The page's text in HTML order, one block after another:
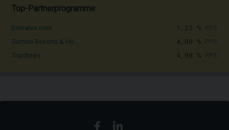
Top-Partnerprogramme:
Emirates.com 1,25 %
Dormio Resorts & Ho... 4,00 %
Topdrinks 4,90 %